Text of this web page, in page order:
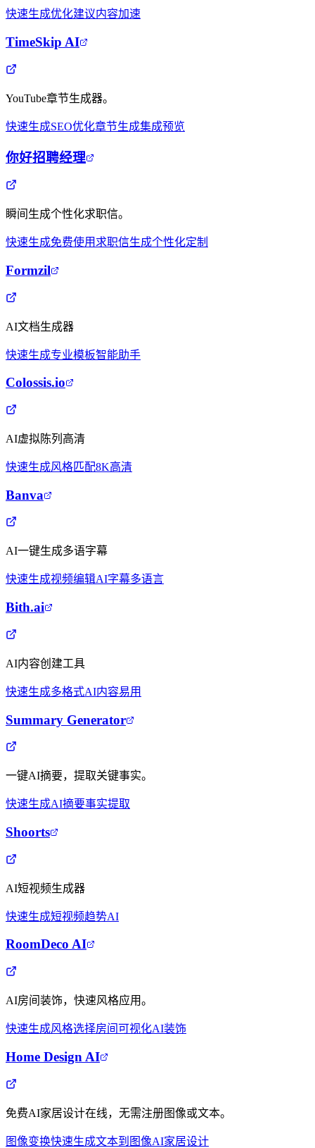
快速生成优化建议内容加速
TimeSkip AI
YouTube章节生成器。
快速生成SEO优化章节生成集成预览
你好招聘经理
瞬间生成个性化求职信。
快速生成免费使用 求职信生成个性化定制
Formzil
AI文档生成器
快速生成专业模板智能助手
Colossis.io
AI虚拟陈列高清
快速生成风格匹配8K高清
Banva
AI一键生成多语字幕
快速生成视频编辑AI字幕多语言
Bith.ai
AI内容创建工具
快速生成多格式AI内容易用
Summary Generator
一键AI摘要，提取关键事实。
快速生成AI摘要事实提取
Shoorts
AI短视频生成器
快速生成短视频趋势AI
RoomDeco AI
AI房间装饰，快速风格应用。
快速生成风格选择房间可视化AI装饰
Home Design AI
免费AI家居设计在线，无需注册图像或文本。
图像变换快速生成文本到图像AI家居设计